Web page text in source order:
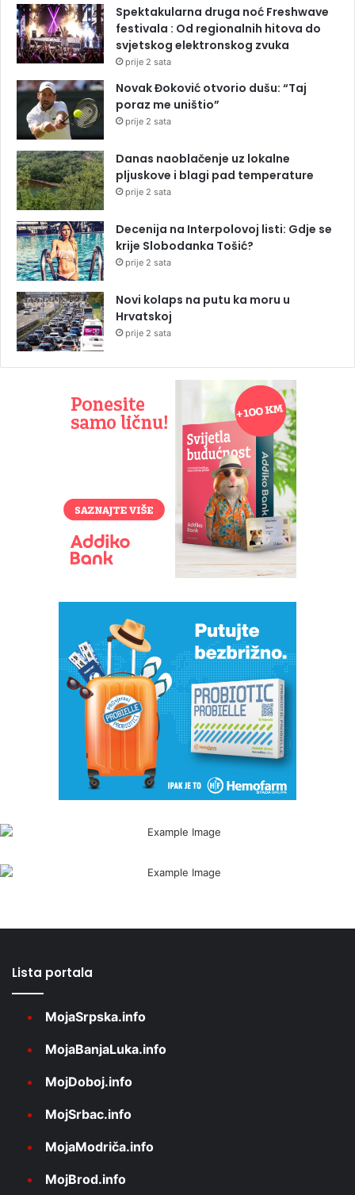
Spektakularna druga noć Freshwave
festivala : Od regionalnih hitova do
svjetskog elektronskog zvuka
prije 2 sata
Novak Đoković otvorio dušu: “Taj
poraz me uništio”
prije 2 sata
Danas naoblačenje uz lokalne
pljuskove i blagi pad temperature
prije 2 sata
Decenija na Interpolovoj listi: Gdje se
krije Slobodanka Tošić?
prije 2 sata
Novi kolaps na putu ka moru u
Hrvatskoj
prije 2 sata
Lista portala
MojaSrpska.info
MojaBanjaLuka.info
MojDoboj.info
MojSrbac.info
MojaModriča.info
MojBrod.info